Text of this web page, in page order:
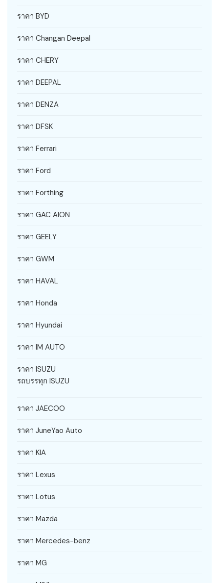
ราคา BYD
ราคา Changan Deepal
ราคา CHERY
ราคา DEEPAL
ราคา DENZA
ราคา DFSK
ราคา Ferrari
ราคา Ford
ราคา Forthing
ราคา GAC AION
ราคา GEELY
ราคา GWM
ราคา HAVAL
ราคา Honda
ราคา Hyundai
ราคา IM AUTO
ราคา ISUZU
รถบรรทุก ISUZU
ราคา JAECOO
ราคา JuneYao Auto
ราคา KIA
ราคา Lexus
ราคา Lotus
ราคา Mazda
ราคา Mercedes-benz
ราคา MG